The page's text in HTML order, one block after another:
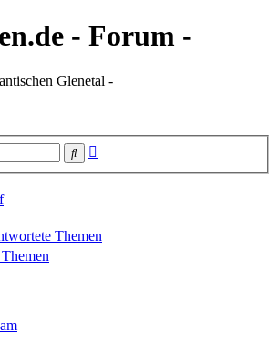
- Forum -
Glenetal -
Suche
Themen